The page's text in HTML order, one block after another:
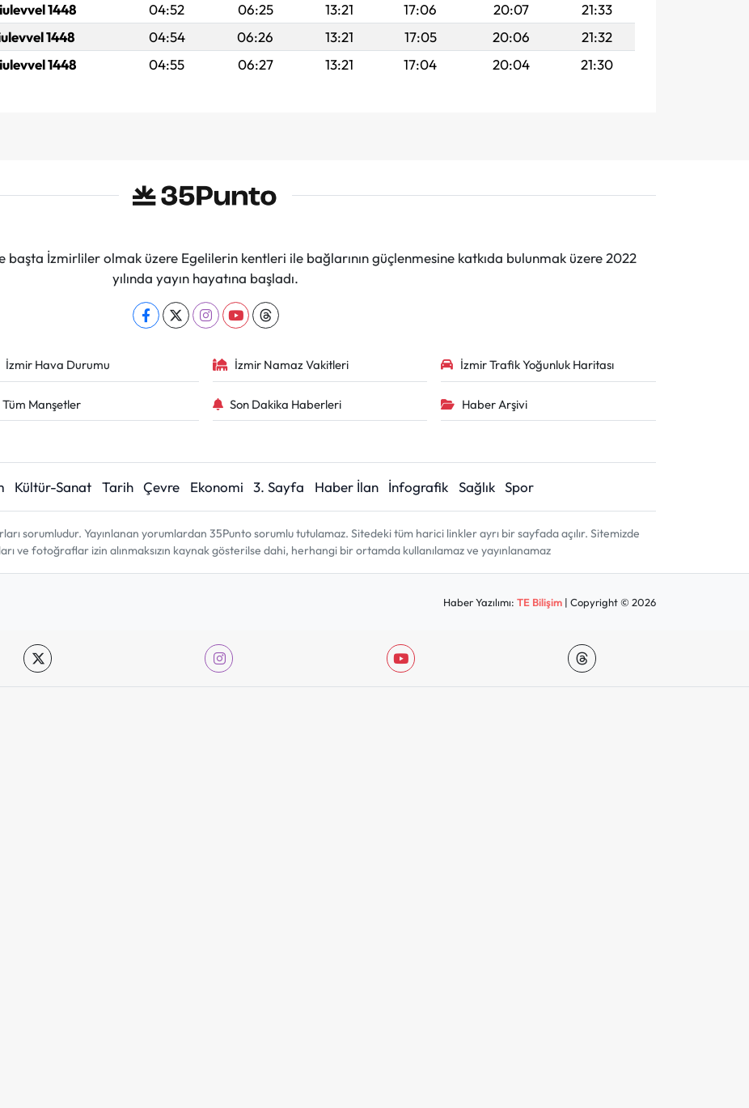
1448 04:52 06:25 13:21 17:06 20:07
21:33
1448 04:54 06:26 13:21 17:05 20:06
21:32
1448 04:55 06:27 13:21 17:04 20:04 21:30
İzmirliler olmak üzere Egelilerin kentleri ile bağlarının güçlenmesine katkıda bulunmak üzere 2022
yılında yayın hayatına başladı.
İzmir Hava Durumu İzmir Namaz Vakitleri İzmir Trafik Yoğunluk Haritası
Tüm Manşetler Son Dakika Haberleri Haber Arşivi
Kültür-Sanat Tarih Çevre Ekonomi 3. Sayfa Haber İlan İnfografik Sağlık Spor
sorumludur. Yayınlanan yorumlardan 35Punto sorumlu tutulamaz. Sitedeki tüm harici linkler ayrı bir sayfada açılır. Sitemizde
ve fotoğraflar izin alınmaksızın kaynak gösterilse dahi, herhangi bir ortamda kullanılamaz ve yayınlanamaz
Haber Yazılımı:TE Bilişim | Copyright © 2026